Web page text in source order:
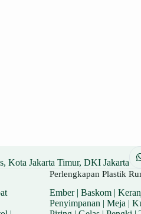
Kota Jakarta Timur, DKI Jakarta
Perlengkapan Plastik
Ember| Baskom|
Penyimpanan | Meja |